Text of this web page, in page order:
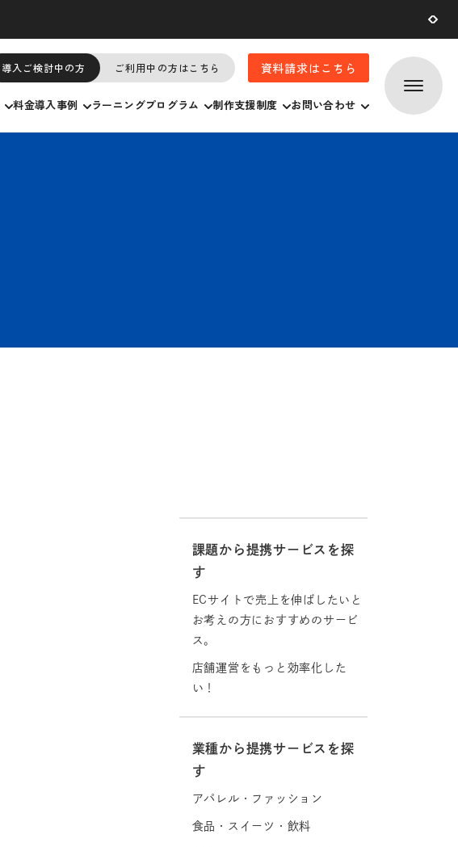
導入ご検討中の方 ご利用中の方はこちら 資料請求はこちら
料金導入事例 ラーニングプログラム 制作支援制度 お問い合わせ
課題から提携サービスを探
す
ECサイトで売上を伸ばしたいと
お考えの方におすすめのサービ
ス。
店舗運営をもっと効率化した
い！
業種から提携サービスを探
す
アパレル・ファッション
食品・スイーツ・飲料